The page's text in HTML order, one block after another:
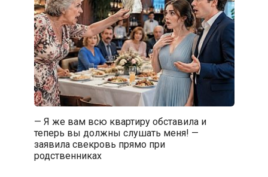
— Я же вам всю квартиру обставила и
теперь вы должны слушать меня! —
заявила свекровь прямо при
родственниках